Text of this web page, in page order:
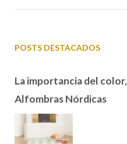
POSTS DESTACADOS
La importancia del color,
Alfombras Nórdicas